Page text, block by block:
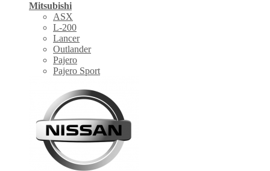
Mitsubishi
ASX
L-200
Lancer
Outlander
Pajero
Pajero Sport